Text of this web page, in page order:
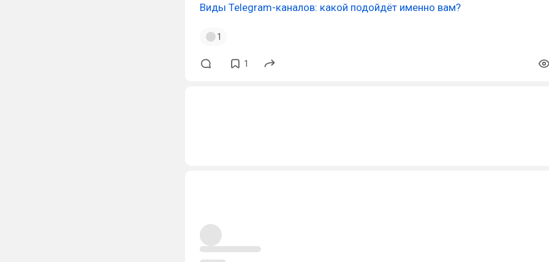
Виды Telegram-каналов: какой подойдёт именно вам?
1
1